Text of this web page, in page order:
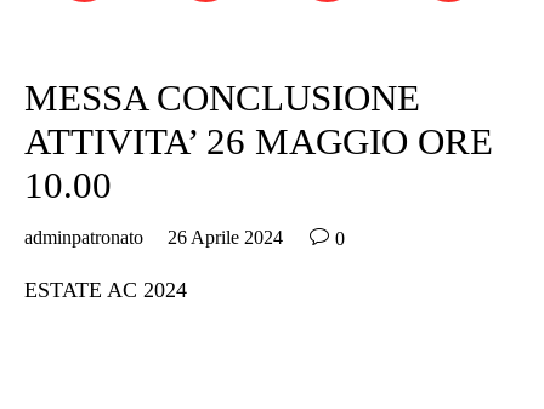
MESSA CONCLUSIONE
ATTIVITA’ 26 MAGGIO ORE
10.00
adminpatronato 26 Aprile 2024  0
ESTATE AC 2024